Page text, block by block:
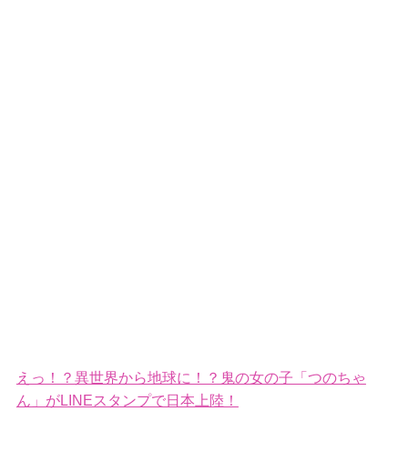
えっ！？異世界から地球に！？鬼の女の子「つのちゃ
ん」がLINEスタンプで日本上陸！